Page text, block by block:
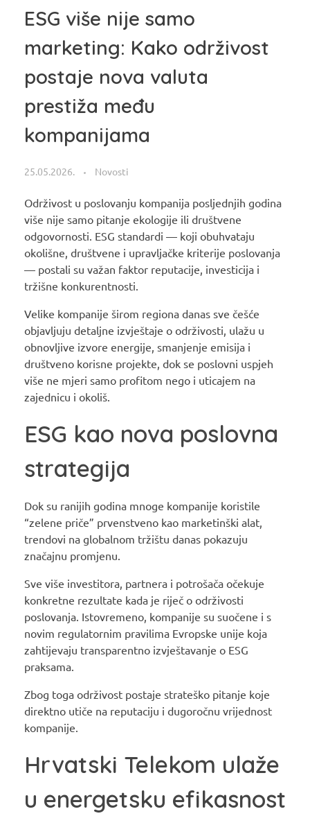
ESG više nije samo
marketing: Kako održivost
postaje nova valuta
prestiža među
kompanijama
25.05.2026. Novosti
Održivost u poslovanju kompanija posljednjih godina
više nije samo pitanje ekologije ili društvene
odgovornosti. ESG standardi — koji obuhvataju
okolišne, društvene i upravljačke kriterije poslovanja
— postali su važan faktor reputacije, investicija i
tržišne konkurentnosti.
Velike kompanije širom regiona danas sve češće
objavljuju detaljne izvještaje o održivosti, ulažu u
obnovljive izvore energije, smanjenje emisija i
društveno korisne projekte, dok se poslovni uspjeh
više ne mjeri samo profitom nego i uticajem na
zajednicu i okoliš.
ESG kao nova poslovna
strategija
Dok su ranijih godina mnoge kompanije koristile
“zelene priče” prvenstveno kao marketinški alat,
trendovi na globalnom tržištu danas pokazuju
značajnu promjenu.
Sve više investitora, partnera i potrošača očekuje
konkretne rezultate kada je riječ o održivosti
poslovanja. Istovremeno, kompanije su suočene i s
novim regulatornim pravilima Evropske unije koja
zahtijevaju transparentno izvještavanje o ESG
praksama.
Zbog toga održivost postaje strateško pitanje koje
direktno utiče na reputaciju i dugoročnu vrijednost
kompanije.
Hrvatski Telekom ulaže
u energetsku efikasnost